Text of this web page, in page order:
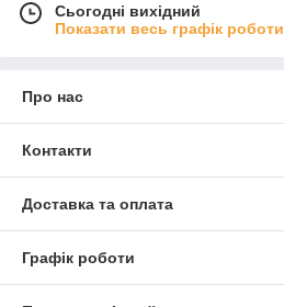
Сьогодні вихідний
Показати весь графік роботи
Про нас
Контакти
Доставка та оплата
Графік роботи